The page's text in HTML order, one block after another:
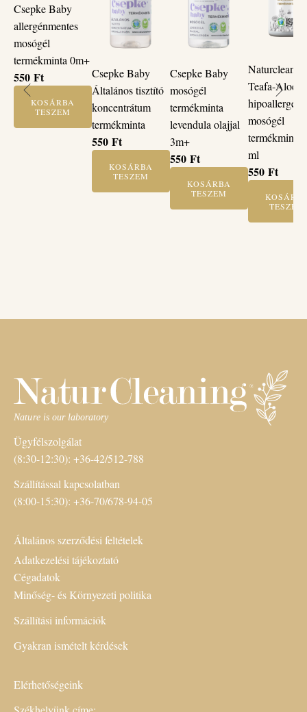
Csepke Baby
allergénmentes
mosógél
termékminta 0m+
550 Ft
KOSÁRBA
TESZEM
Csepke Baby
Általános tisztító
koncentrátum
termékminta
550 Ft
KOSÁRBA
TESZEM
Csepke Baby
mosógél
termékminta
levendula olajjal
3m+
550 Ft
KOSÁRBA
TESZEM
Teafa-Aloe
hipoallergén
mosógél
termékminta
ml
550 Ft
TESZEM
Ügyfélszolgálat
(8:30-12:30): +36-42/512-788
Szállítással kapcsolatban
(8:00-15:30): +36-70/678-94-05
Általános szerződési feltételek
Adatkezelési tájékoztató
Cégadatok
Minőség- és Környezeti politika
Szállítási információk
Gyakran ismételt kérdések
Elérhetőségeink